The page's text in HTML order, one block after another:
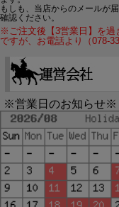
もしも、当店からのメールが
確認ください。
※ご注文後【3営業日】を過
ですが、お電話より（078-
※営業日のお知らせ※